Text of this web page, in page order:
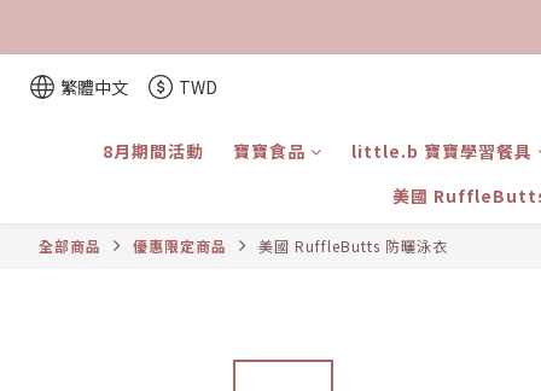
繁體中文 TWD
8月期間活動 寶寶食品
little.b 寶寶學習餐具
美國
全部商品 優惠限定商品 美國 RuffleButts 防曬泳衣